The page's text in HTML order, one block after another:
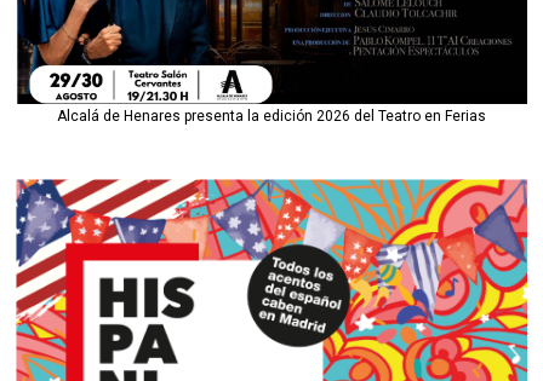
Alcalá de Henares presenta la edición 2026 del Teatro en Ferias